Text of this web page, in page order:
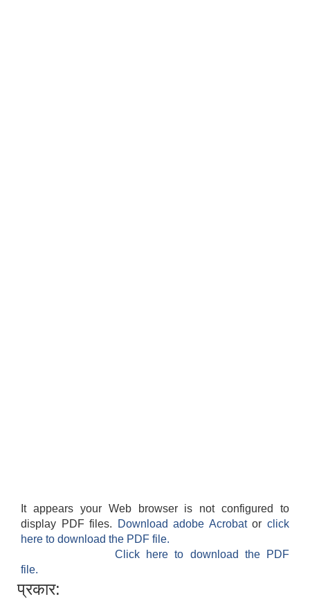
It appears your Web browser is not configured to
display PDF files.
Download adobe Acrobatorclick
here to download the PDF file.
Click here to download the PDF
file.
प्रकार: